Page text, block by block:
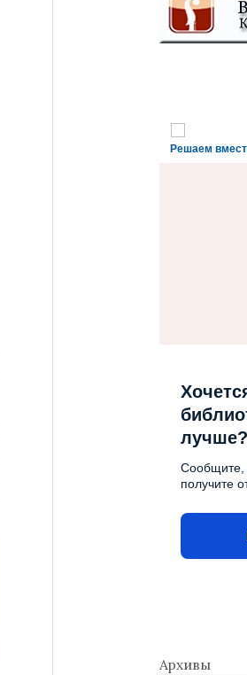
Решаем
лучше?
Сообщите,
получите
Архивы